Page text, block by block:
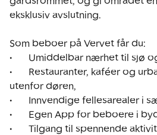
eksklusiv avslutning.
Som beboer på Vervet får du:
•	Umiddelbar nærhet til sjø og kaipromenade.
•	Restauranter, kaféer og urbane møteplasser rett
utenfor døren,
•	Innvendige fellesarealer i særklasse
•	Egen App for beboere i bydelen
•	Tilgang til spennende aktivitetstilbud